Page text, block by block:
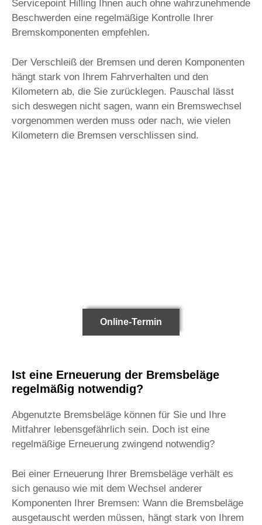
Servicepoint Hilling Ihnen auch ohne wahrzunehmende
Beschwerden eine regelmäßige Kontrolle Ihrer
Bremskomponenten empfehlen.
Der Verschleiß der Bremsen und deren Komponenten
hängt stark von Ihrem Fahrverhalten und den
Kilometern ab, die Sie zurücklegen. Pauschal lässt
sich deswegen nicht sagen, wann ein Bremswechsel
vorgenommen werden muss oder nach, wie vielen
Kilometern die Bremsen verschlissen sind.
Online-Termin
Ist eine Erneuerung der Bremsbeläge
regelmäßig notwendig?
Abgenutzte Bremsbeläge können für Sie und Ihre
Mitfahrer lebensgefährlich sein. Doch ist eine
regelmäßige Erneuerung zwingend notwendig?
Bei einer Erneuerung Ihrer Bremsbeläge verhält es
sich genauso wie mit dem Wechsel anderer
Komponenten Ihrer Bremsen: Wann die Bremsbeläge
ausgetauscht werden müssen, hängt stark von Ihrem